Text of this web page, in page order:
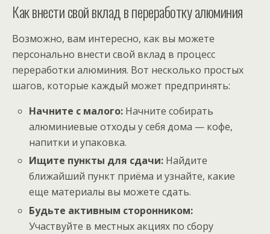
Как внести свой вклад в переработку алюминия
Возможно, вам интересно, как вы можете
персонально внести свой вклад в процесс
переработки алюминия. Вот несколько простых
шагов, которые каждый может предпринять:
Начните с малого: Начните собирать
алюминиевые отходы у себя дома — кофе,
напитки и упаковка.
Ищите пункты для сдачи: Найдите
ближайший пункт приёма и узнайте, какие
еще материалы вы можете сдать.
Будьте активным сторонником:
Участвуйте в местных акциях по сбору